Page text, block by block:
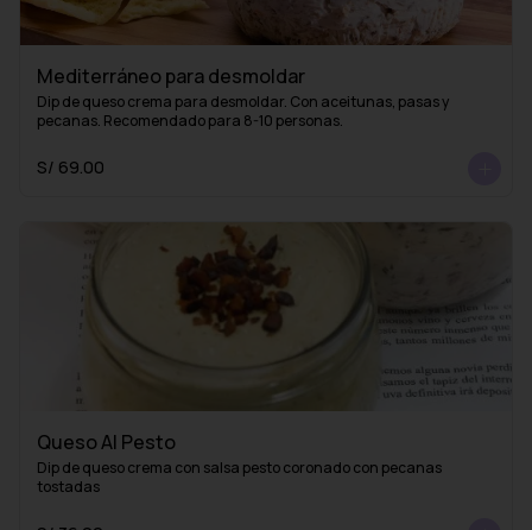
Mediterráneo para desmoldar
Dip de queso crema para desmoldar. Con aceitunas, pasas y
pecanas. Recomendado para 8-10 personas.
S/ 69.00
Queso Al Pesto
Dip de queso crema con salsa pesto coronado con pecanas
tostadas